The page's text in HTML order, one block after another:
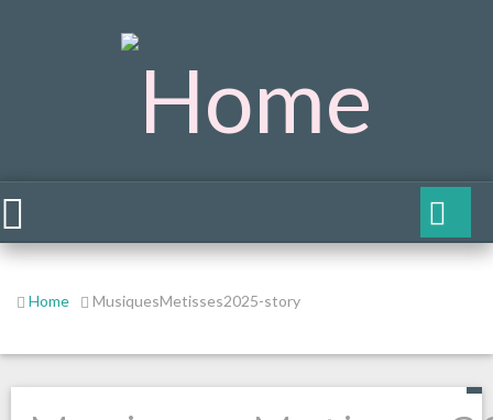
Home MusiquesMetisses2025-story